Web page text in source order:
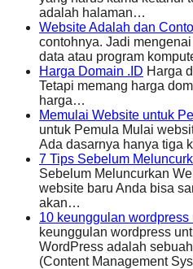
adalah halaman…
Website Adalah dan
contohnya. Jadi
data atau program
Harga Domain .ID Harga
Tetapi memang harga
harga…
Memulai Website untuk
untuk Pemula Mulai
Ada dasarnya hanya tiga
7 Tips Sebelum
Sebelum Meluncurkan
website baru Anda bisa
akan…
10 keunggulan
keunggulan wordpress
WordPress adalah
(Content Management